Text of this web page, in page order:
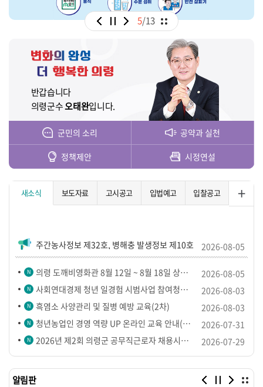
5/13
반갑습니다
의령군수오태완입니다.
군민의 소리 공약과 실천
정책제안 시정연설
새소식
주간농사정보 제32호, 병해충 발생정보 제10호 2026-08-05
의령 도깨비영화관 8월 12일 ~ 8월 18일 상영시간표 안내
2026-08-05
사회연대경제 청년 일경험 시범사업 참여청년 모집 공고 안내
2026-08-03
흑염소 사양관리 및 질병 예방 교육(2차)
2026-08-03
청년농업인 경영 역량 UP 온라인 교육 안내(3차)
2026-07-31
2026년 제2회 의령군 공무직근로자 채용시험 최종합격자 명단 및 채용 예정자 등록 공고
2026-07-29
보도자료 고시공고 입법예고 입찰공고
알림판